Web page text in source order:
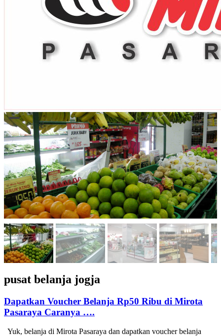
pusat belanja jogja
Dapatkan Voucher Belanja Rp50 Ribu di Mirota
Pasaraya Caranya ….
Yuk, belanja di Mirota Pasaraya dan dapatkan voucher belanja